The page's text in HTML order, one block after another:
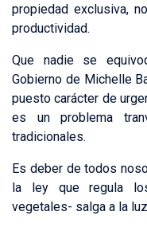
propiedad exclusiva,
productividad.
Que nadie se
Gobierno de Michelle
puesto carácter de
es un problema
tradicionales.
Es deber de todos
la ley que regula
vegetales- salga a la